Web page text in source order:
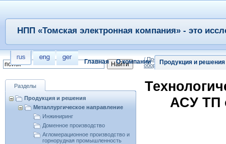
Главная О компании Продукция и решения
НПП «Томская электронная компания» - это
Разделы
Продукция и решения
Металлургическое направление
Инжиниринг
Доменное производство
Агломерационное производство и
горнорудная промышленность
/Продукция и решения
оборудование дозирования и
АСУ ТП